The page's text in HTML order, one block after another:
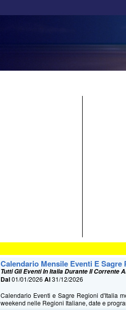
Calendario Mensile Eventi E Sagre
Tutti Gli Eventi In Italia Durante Il Corrente
Dal01/01/2026Al31/12/2026
Calendario Eventi e Sagre Regioni d'Italia
weekend nelle Regioni Italiane, date e